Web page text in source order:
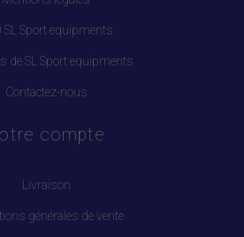
SL Sport equipments
de SL Sport equipments
Contactez-nous
compte
Livraison
générales de vente